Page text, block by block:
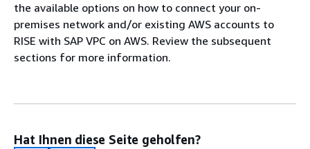
the available options on how to connect your on-
premises network and/or existing AWS accounts to
RISE with SAP VPC on AWS. Review the subsequent
sections for more information.
Hat Ihnen diese Seite geholfen?